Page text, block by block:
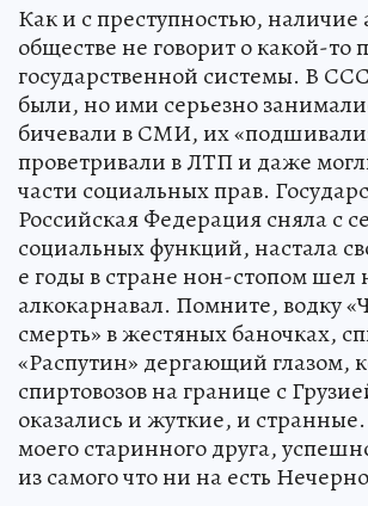
Как и с преступностью, наличие
обществе не говорит о какой-то
государственной системы. В
были, но ими серьезно
бичевали в СМИ, их
проветривали в ЛТП и даже
части социальных прав.
Российская Федерация сняла с
социальных функций, настала
е годы в стране нон-стопом шел
алкокарнавал. Помните, водку
смерть» в жестяных баночках,
«Распутин» дергающий глазом,
спиртовозов на границе с
оказались и жуткие, и
моего старинного друга,
из самого что ни на есть